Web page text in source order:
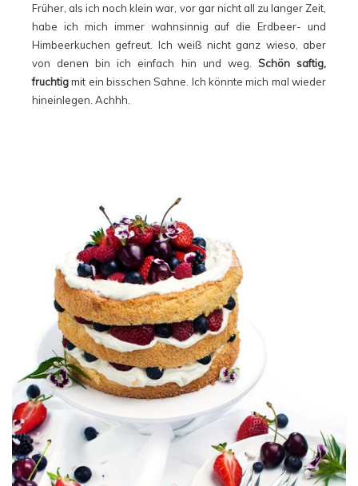
Früher, als ich noch klein war, vor gar nicht all zu langer Zeit,
habe ich mich immer wahnsinnig auf die Erdbeer- und
Himbeerkuchen gefreut. Ich weiß nicht ganz wieso, aber
von denen bin ich einfach hin und weg. Schön saftig,
fruchtigmit ein bisschen Sahne. Ich könnte mich mal wieder
hineinlegen. Achhh.